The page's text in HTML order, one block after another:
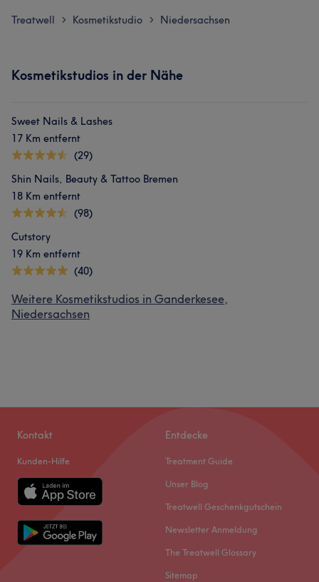
Treatwell > Kosmetikstudio > Niedersachsen
Kosmetikstudios in der Nähe
Sweet Nails & Lashes
17 Km entfernt
(29)
Shin Nails, Beauty & Tattoo Bremen
18 Km entfernt
(98)
Cutstory
19 Km entfernt
(40)
Weitere Kosmetikstudios in Ganderkesee,
Niedersachsen
Kontakt
Kunden-Hilfe
Entdecke
Treatment Guide
Unser Blog
Treatwell Geschenkgutschein
Newsletter Anmeldung
The Treatwell Glossary
Sitemap